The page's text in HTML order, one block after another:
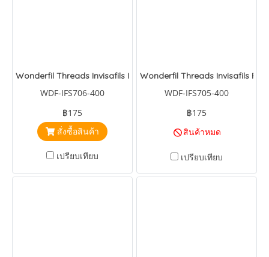
Wonderfil Threads Invisafils Icy Lemon
WDF-IFS706-400
฿175
สั่งซื้อสินค้า
เปรียบเทียบ
Wonderfil Threads Invisafils
WDF-IFS705-400
฿175
สินค้าหมด
เปรียบเทียบ